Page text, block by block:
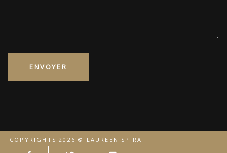
COPYRIGHTS 2026 © LAUREEN SPIRA